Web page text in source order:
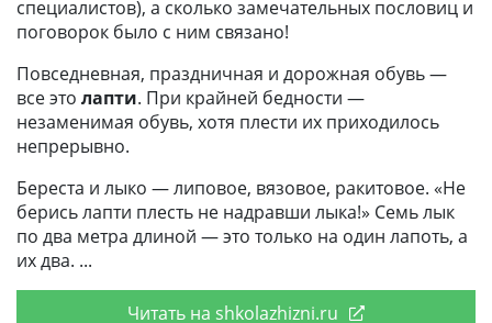
специалистов), а сколько замечательных пословиц и
поговорок было с ним связано!
Повседневная, праздничная и дорожная обувь —
все это лапти. При крайней бедности —
незаменимая обувь, хотя плести их приходилось
непрерывно.
Береста и лыко — липовое, вязовое, ракитовое. «Не
берись лапти плесть не надравши лыка!» Семь лык
по два метра длиной — это только на один лапоть, а
их два.
Читать на shkolazhizni.ru